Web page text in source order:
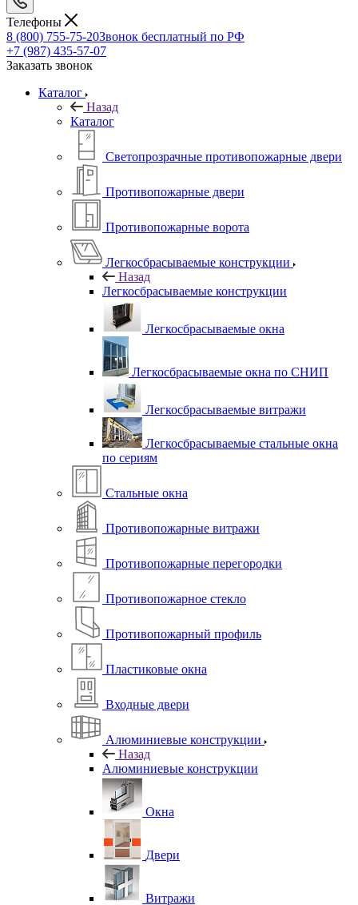
Телефоны
8 (800) 755-75-20Звонок бесплатный по РФ
+7 (987) 435-57-07
Заказать звонок
Каталог
Назад
Каталог
Светопрозрачные противопожарные двери
Противопожарные двери
Противопожарные ворота
Легкосбрасываемые конструкции
Назад
Легкосбрасываемые конструкции
Легкосбрасываемые окна
Легкосбрасываемые окна по СНИП
Легкосбрасываемые витражи
Легкосбрасываемые стальные окна
по сериям
Стальные окна
Противопожарные витражи
Противопожарные перегородки
Противопожарное стекло
Противопожарный профиль
Пластиковые окна
Входные двери
Алюминиевые конструкции
Назад
Алюминиевые конструкции
Окна
Двери
Витражи